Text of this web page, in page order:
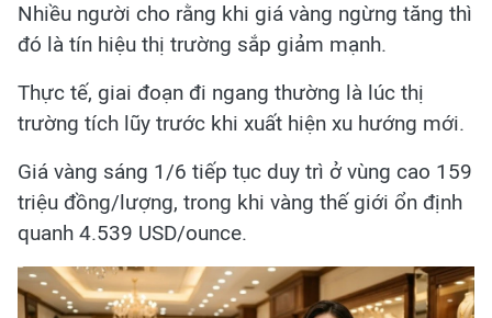
Nhiều người cho rằng khi giá vàng ngừng tăng thì
đó là tín hiệu thị trường sắp giảm mạnh.
Thực tế, giai đoạn đi ngang thường là lúc thị
trường tích lũy trước khi xuất hiện xu hướng mới.
Giá vàng sáng 1/6 tiếp tục duy trì ở vùng cao 159
triệu đồng/lượng, trong khi vàng thế giới ổn định
quanh 4.539 USD/ounce.